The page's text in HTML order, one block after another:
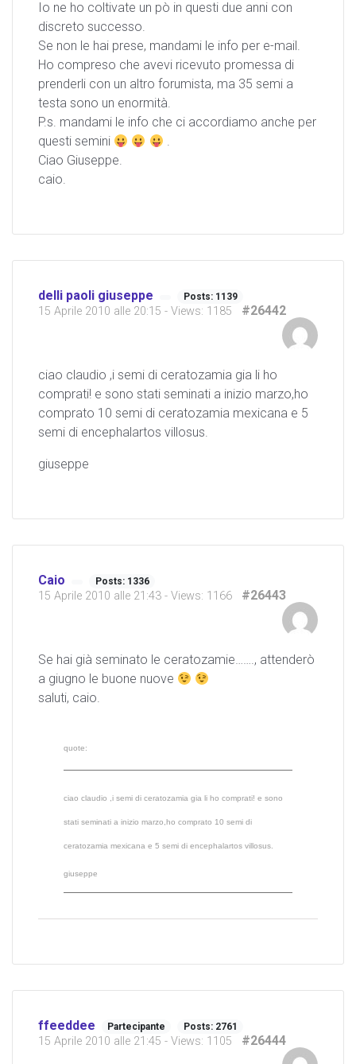
Io ne ho coltivate un pò in questi due anni con
discreto successo.
Se non le hai prese, mandami le info per e-mail.
Ho compreso che avevi ricevuto promessa di
prenderli con un altro forumista, ma 35 semi a
testa sono un enormità.
P.s. mandami le info che ci accordiamo anche per
questi semini
.
Ciao Giuseppe.
caio.
delli paoli giuseppe Posts: 1139
15 Aprile 2010 alle 20:15 - Views: 1185 #26442
ciao claudio ,i semi di ceratozamia gia li ho
comprati! e sono stati seminati a inizio marzo,ho
comprato 10 semi di ceratozamia mexicana e 5
semi di encephalartos villosus.
giuseppe
Caio Posts: 1336
15 Aprile 2010 alle 21:43 - Views: 1166 #26443
Se hai già seminato le ceratozamie……., attenderò
a giugno le buone nuove
saluti, caio.
quote:
ciao claudio ,i semi di ceratozamia gia li ho comprati! e sono
stati seminati a inizio marzo,ho comprato 10 semi di
ceratozamia mexicana e 5 semi di encephalartos villosus.
giuseppe
ffeeddee Partecipante Posts: 2761
15 Aprile 2010 alle 21:45 - Views: 1105 #26444